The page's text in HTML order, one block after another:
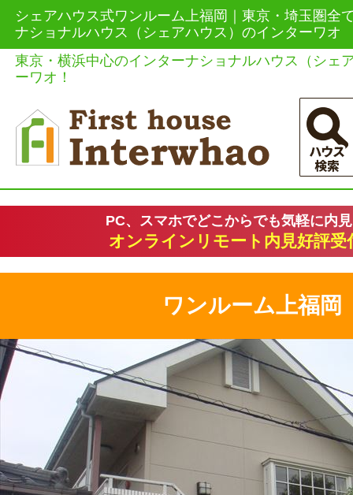
シェアハウス式ワンルーム上福岡｜東京・埼玉圏全
ナショナルハウス（シェアハウス）のインターワオ
東京・横浜中心のインターナショナルハウス（シェ
ーワオ！
PC、スマホでどこからでも気軽に内
オンラインリモート内見好評受
ワンルーム上福岡